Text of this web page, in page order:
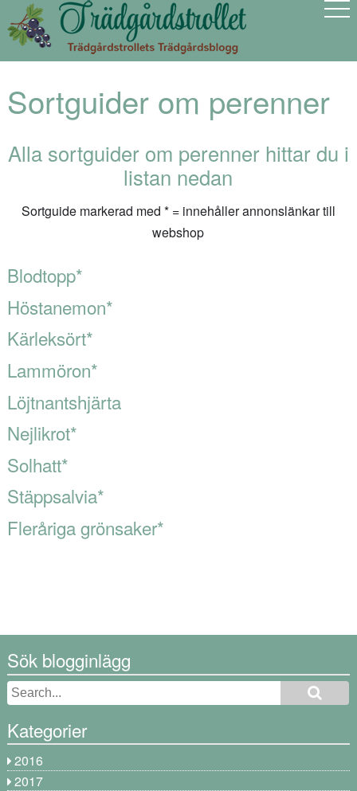
Sortguider om perenner
Alla sortguider om perenner hittar du i
listan nedan
Sortguide markerad med * = innehåller annonslänkar till
webshop
Blodtopp*
Höstanemon*
Kärleksört*
Lammöron*
Löjtnantshjärta
Nejlikrot*
Solhatt*
Stäppsalvia*
Fleråriga grönsaker*
Sök blogginlägg
Kategorier
2016
2017